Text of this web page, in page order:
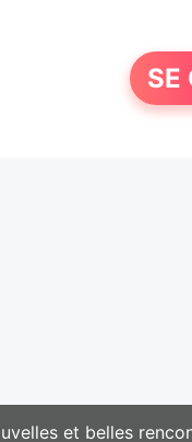
SE
et belles